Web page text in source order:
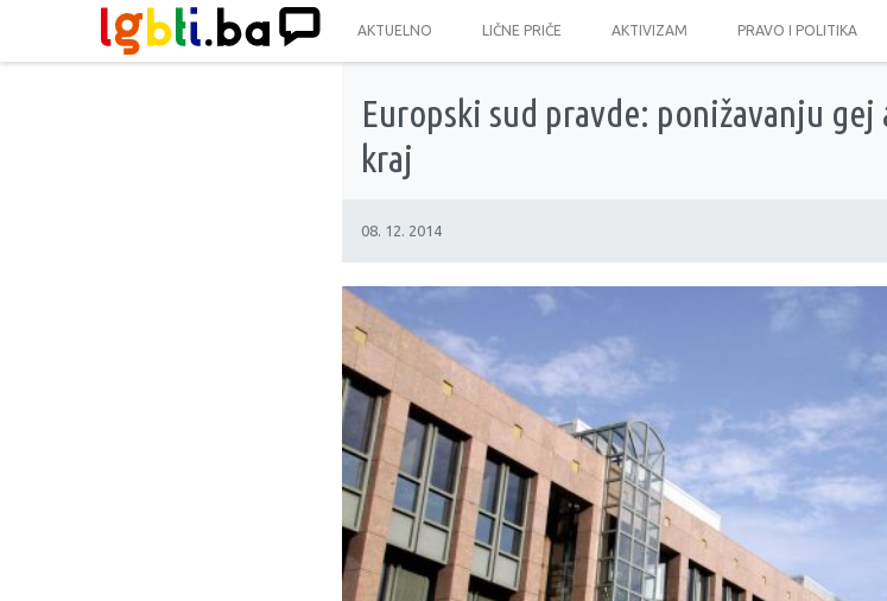
AKTUELNO LIČNE PRIČE AKTIVIZAM PRAVO I POLITIKA
Europski sud pravde: ponižavanju
kraj
08. 12. 2014